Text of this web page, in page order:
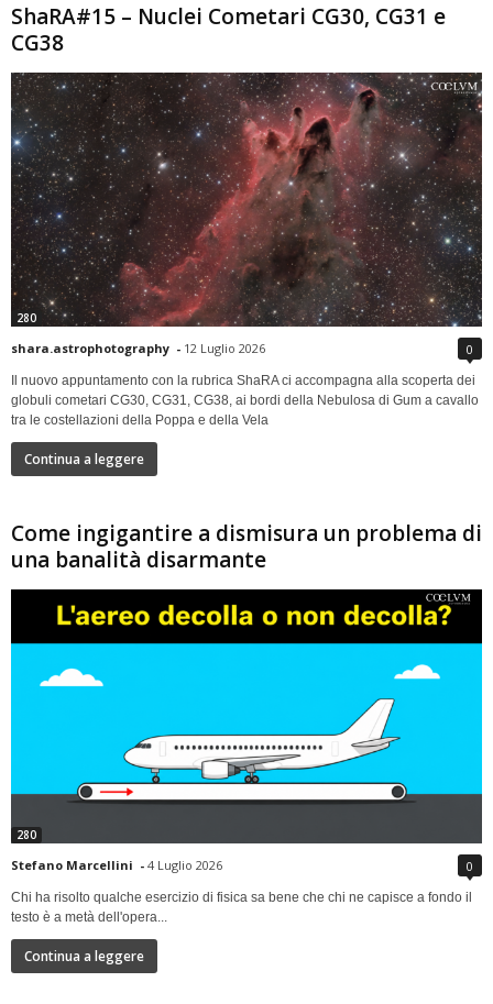
ShaRA#15 – Nuclei Cometari CG30, CG31 e
CG38
280
shara.astrophotography - 12 Luglio 2026 0
Il nuovo appuntamento con la rubrica ShaRA ci accompagna alla scoperta dei
globuli cometari CG30, CG31, CG38, ai bordi della Nebulosa di Gum a cavallo
tra le costellazioni della Poppa e della Vela
Continua a leggere
Come ingigantire a dismisura un problema di
una banalità disarmante
280
Stefano Marcellini - 4 Luglio 2026 0
Chi ha risolto qualche esercizio di fisica sa bene che chi ne capisce a fondo il
testo è a metà dell'opera...
Continua a leggere